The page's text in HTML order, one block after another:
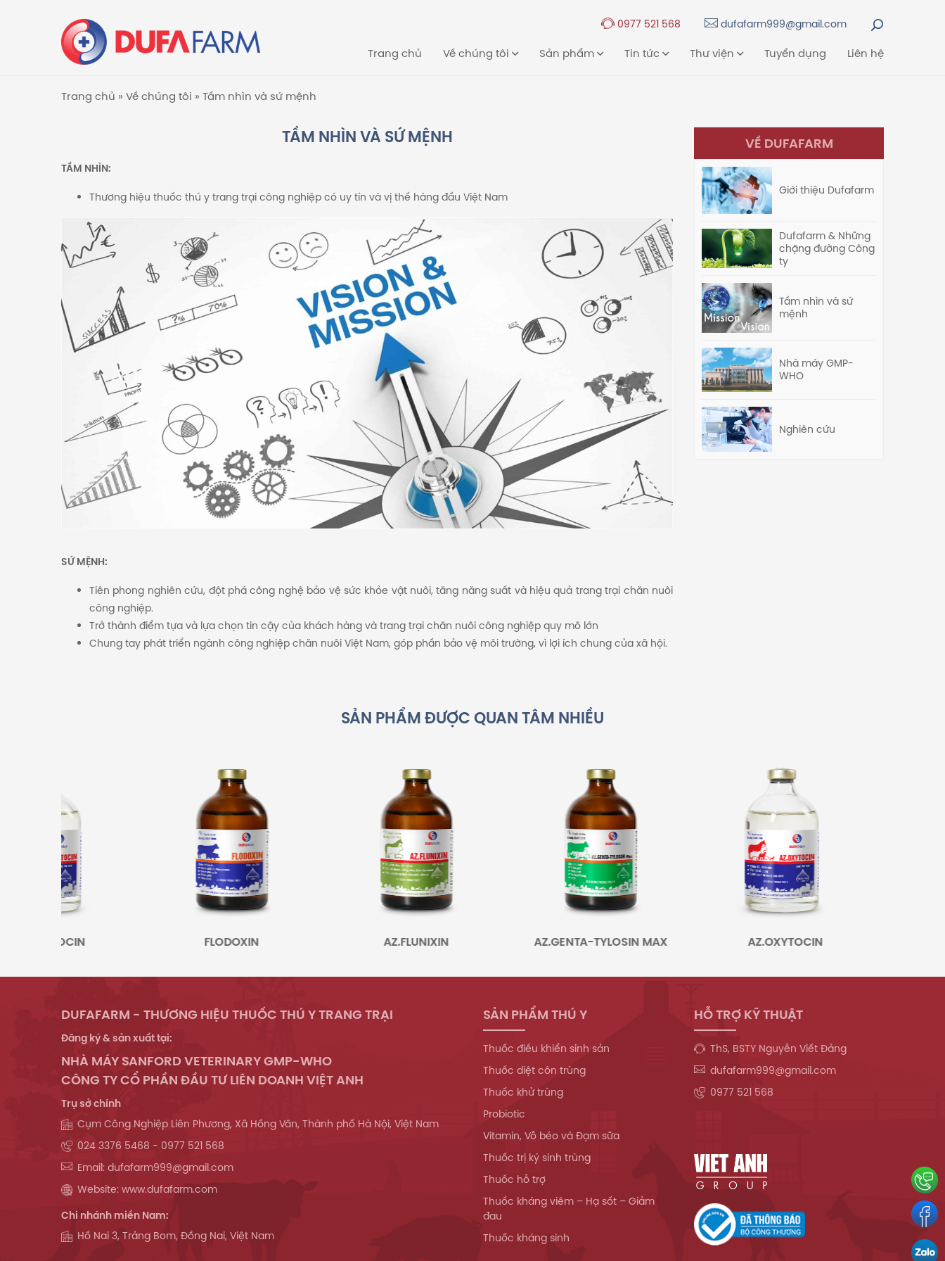
0977 521 568 dufafarm999@gmail.com
Trang chủ Về chúng tôi Sản phẩm Tin tức Thư viện Tuyển dụng Liên hệ
Trang chủ » Về chúng tôi » Tầm nhìn và sứ mệnh
TẦM NHÌN VÀ SỨ MỆNH
TẦM NHÌN:
Thương hiệu thuốc thú y trang trại công nghiệp có uy tín và vị thế hàng đầu Việt Nam
SỨ MỆNH:
Tiên phong nghiên cứu, đột phá công nghệ bảo vệ sức khỏe vật nuôi, tăng năng suất và hiệu quả trang trại chăn nuôi
công nghiệp.
Trở thành điểm tựa và lựa chọn tin cậy của khách hàng và trang trại chăn nuôi công nghiệp quy mô lớn
Chung tay phát triển ngành công nghiệp chăn nuôi Việt Nam, góp phần bảo vệ môi trường, vì lợi ích chung của xã hội.
VỀ DUFAFARM
Giới thiệu Dufafarm
Dufafarm & Những
chặng đường Công
ty
Tầm nhìn và sứ
mệnh
Nhà máy GMP-
WHO
Nghiên cứu
SẢN PHẨM ĐƯỢC QUAN TÂM NHIỀU
FLODOXIN AZ.FLUNIXIN AZ.GENTA-TYLOSIN MAX AZ.OXYTOCIN
DUFAFARM - THƯƠNG HIỆU THUỐC THÚ Y TRANG TRẠI
Đăng ký & sản xuất tại:
NHÀ MÁY SANFORD VETERINARY GMP-WHO
CÔNG TY CỔ PHẦN ĐẦU TƯ LIÊN DOANH VIỆT ANH
Trụ sở chính
Cụm Công Nghiệp Liên Phương, Xã Hồng Vân, Thành phố Hà Nội, Việt Nam
024 3376 5468 - 0977 521 568
Email: dufafarm999@gmail.com
Website: www.dufafarm.com
Chi nhánh miền Nam:
Hố Nai 3, Trảng Bom, Đồng Nai, Việt Nam
SẢN PHẨM THÚ Y
Thuốc điều khiển sinh sản
Thuốc diệt côn trùng
Thuốc khử trùng
Probiotic
Vitamin, Vỗ béo và Đạm sữa
Thuốc trị ký sinh trùng
Thuốc hỗ trợ
Thuốc kháng viêm – Hạ sốt – Giảm
đau
Thuốc kháng sinh
HỖ TRỢ KỸ THUẬT
ThS, BSTY Nguyễn Viết Đảng
dufafarm999@gmail.com
0977 521 568